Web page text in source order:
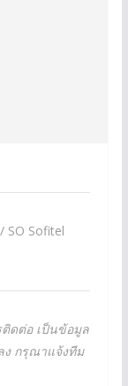
SO Sofitel
ดต่อ เป็นข้อมูล
ง กรุณาแจ้งทีม